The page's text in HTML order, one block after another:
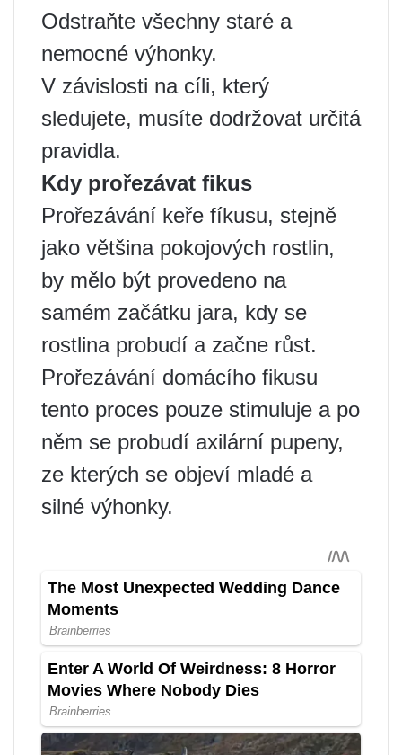
Odstraňte všechny staré a
nemocné výhonky.
V závislosti na cíli, který
sledujete, musíte dodržovat určitá
pravidla.
Kdy prořezávat fikus
Prořezávání keře fíkusu, stejně
jako většina pokojových rostlin,
by mělo být provedeno na
samém začátku jara, kdy se
rostlina probudí a začne růst.
Prořezávání domácího fikusu
tento proces pouze stimuluje a po
něm se probudí axilární pupeny,
ze kterých se objeví mladé a
silné výhonky.